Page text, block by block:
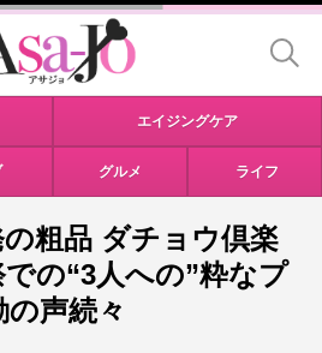
エイジングケア
グルメ ライフ
粗品 ダチョウ倶楽
の“3人への”粋なプ
声続々